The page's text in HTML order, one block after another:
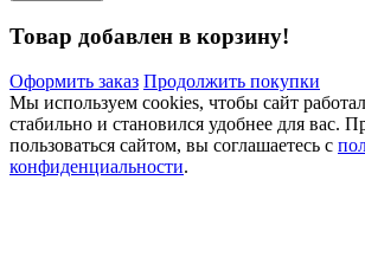
Товар добавлен в корзину!
Оформить заказ Продолжить покупки
Мы используем cookies, чтобы сайт работал
стабильно и становился удобнее для вас.
пользоваться сайтом, вы соглашаетесь с
конфиденциальности.